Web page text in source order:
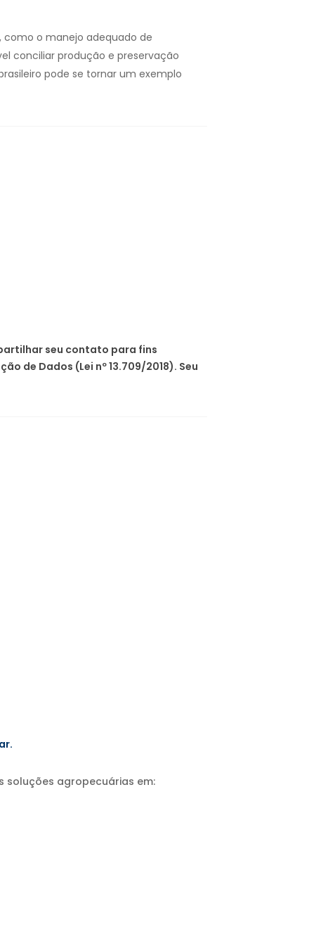
como o manejo adequado de
conciliar produção e preservação
pode se tornar um exemplo
seu contato para fins
de Dados (Lei nº 13.709/2018). Seu
soluções agropecuárias em: